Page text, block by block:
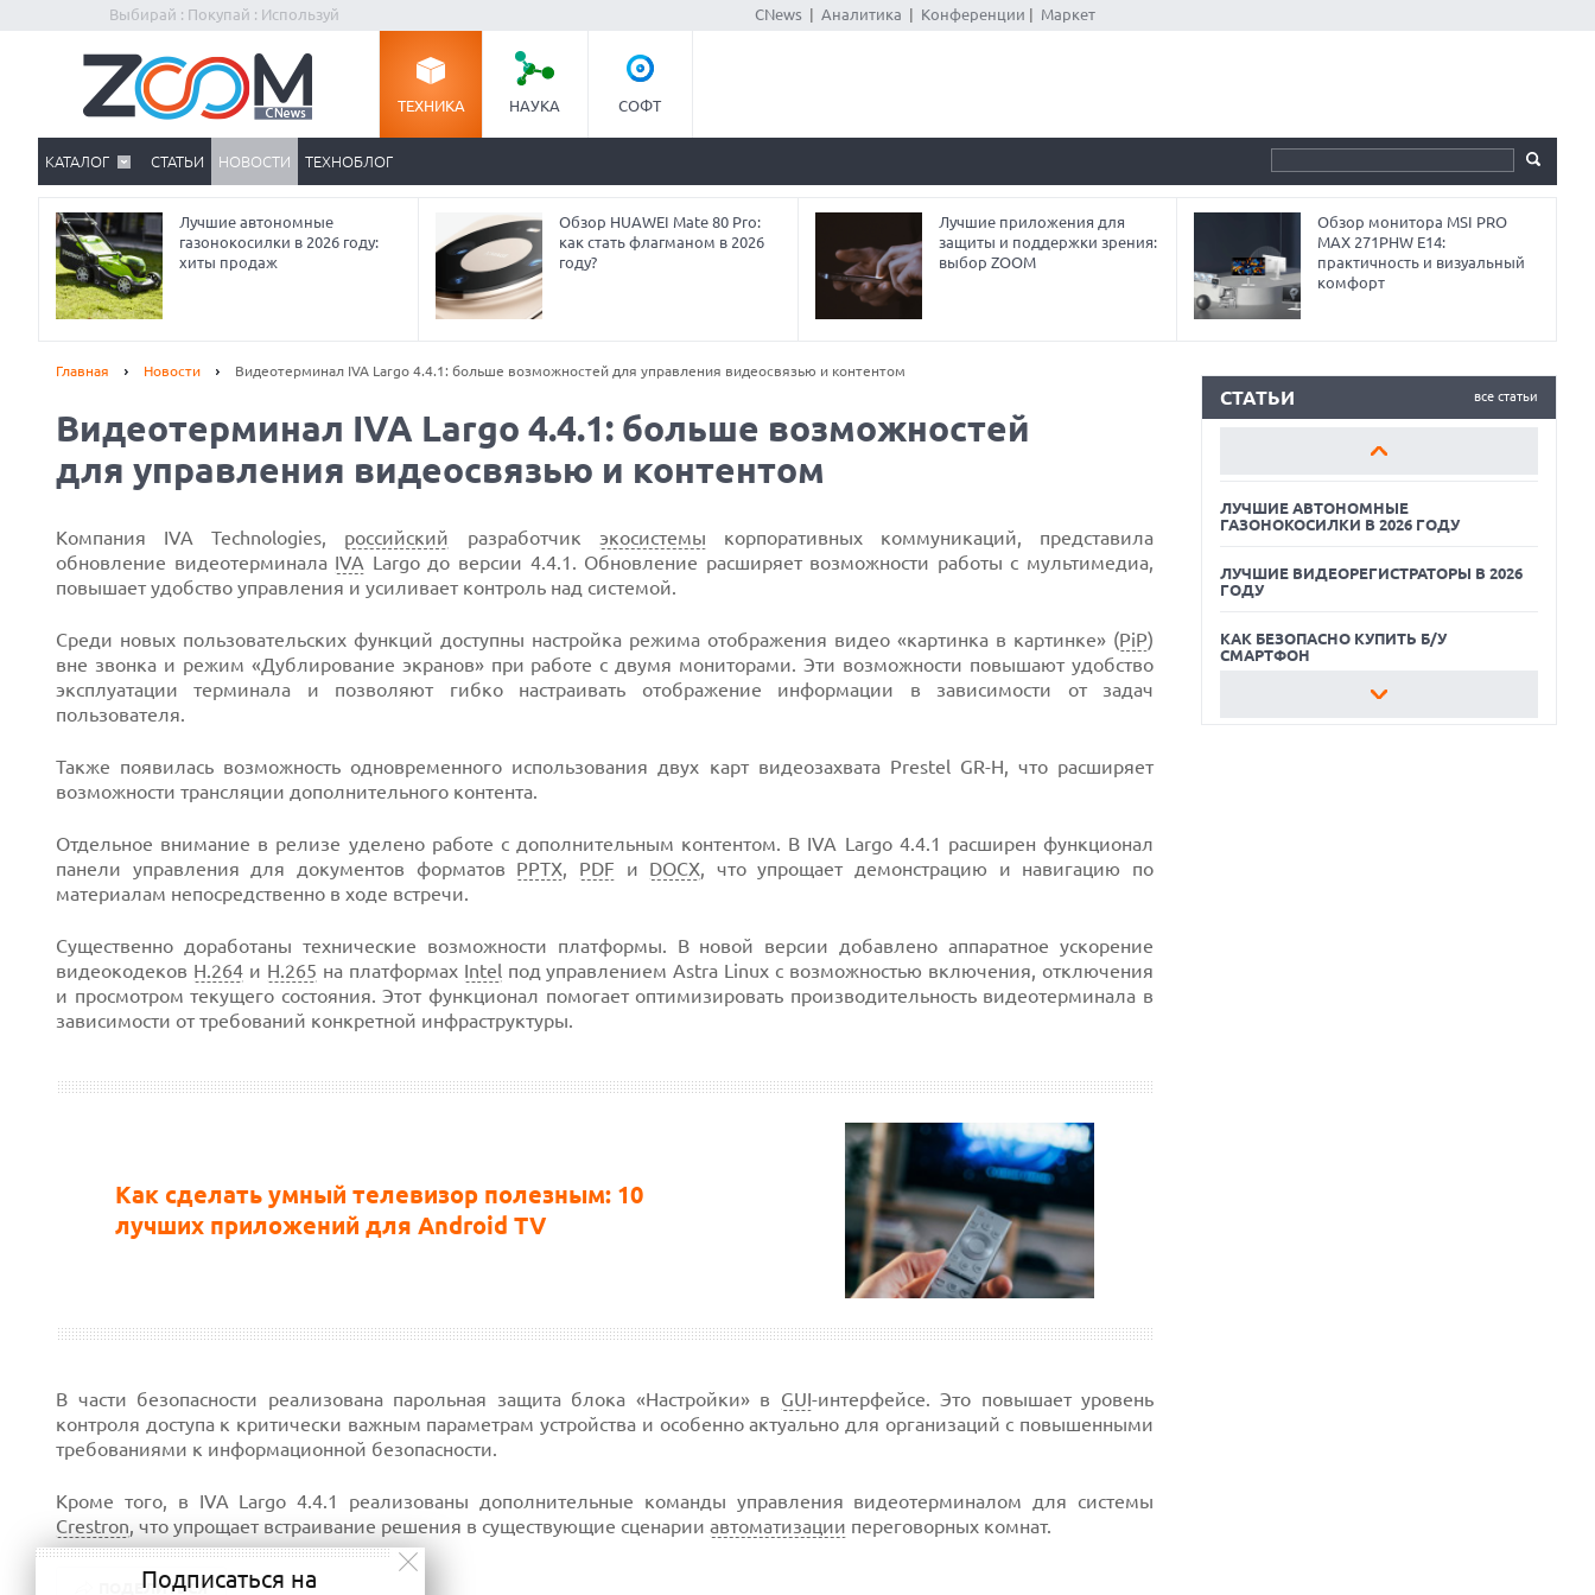
Выбирай : Покупай : Используй CNews| Аналитика Конференции Маркет
ТЕХНИКА НАУКА СОФТ
КАТАЛОГ СТАТЬИ НОВОСТИ ТЕХНОБЛОГ
Лучшие автономные
газонокосилки в 2026 году:
хиты продаж
Обзор HUAWEI Mate 80 Pro:
как стать флагманом в 2026
году?
Лучшие приложения для
защиты и поддержки зрения:
выбор ZOOM
Обзор монитора MSI PRO
MAX 271PHW E14:
практичность и визуальный
комфорт
Главная Новости Видеотерминал IVA Largo 4.4.1: больше возможностей для управления видеосвязью и контентом
Видеотерминал IVA Largo 4.4.1: больше возможностей
для управления видеосвязью и контентом
Компания IVA Technologies, российский разработчик экосистемы корпоративных коммуникаций, представила
обновление видеотерминала IVA Largo до версии 4.4.1. Обновление расширяет возможности работы с мультимедиа,
повышает удобство управления и усиливает контроль над системой.
Среди новых пользовательских функций доступны настройка режима отображения видео «картинка в картинке» (PiP)
вне звонка и режим «Дублирование экранов» при работе с двумя мониторами. Эти возможности повышают удобство
эксплуатации терминала и позволяют гибко настраивать отображение информации в зависимости от задач
пользователя.
Также появилась возможность одновременного использования двух карт видеозахвата Prestel GR-H, что расширяет
возможности трансляции дополнительного контента.
Отдельное внимание в релизе уделено работе с дополнительным контентом. В IVA Largo 4.4.1 расширен функционал
панели управления для документов форматов PPTX, PDF и DOCX, что упрощает демонстрацию и навигацию по
материалам непосредственно в ходе встречи.
Существенно доработаны технические возможности платформы. В новой версии добавлено аппаратное ускорение
видеокодеков H.264и H.265 на платформах Intel под управлением Astra Linux с возможностью включения, отключения
и просмотром текущего состояния. Этот функционал помогает оптимизировать производительность видеотерминала в
зависимости от требований конкретной инфраструктуры.
Как сделать умный телевизор полезным: 10
лучших приложений для Android TV
В части безопасности реализована парольная защита блока «Настройки» в GUI-интерфейсе. Это повышает уровень
контроля доступа к критически важным параметрам устройства и особенно актуально для организаций с повышенными
требованиями к информационной безопасности.
Кроме того, в IVA Largo 4.4.1 реализованы дополнительные команды управления видеотерминалом для системы
Crestron, что упрощает встраивание решения в существующие сценарии автоматизации переговорных комнат.
ПОДЕЛИТЬСЯ
все статьи
СТАТЬИ
ЛУЧШИЕ АВТОНОМНЫЕ
ЛУЧШИЕ ВИДЕОРЕГИСТРАТОРЫ В 2026
ГОДУ
КАК БЕЗОПАСНО КУПИТЬ Б/У
ЛУЧШИЕ АВТОНОМНЫЕ
ГАЗОНОКОСИЛКИ В 2026 ГОДУ
ЛУЧШИЕ ВИДЕОРЕГИСТРАТОРЫ В 2026
ГОДУ
КАК БЕЗОПАСНО КУПИТЬ Б/У
СМАРТФОН
ЛУЧШИЕ АВТОНОМНЫЕ
Prev
Подписаться на